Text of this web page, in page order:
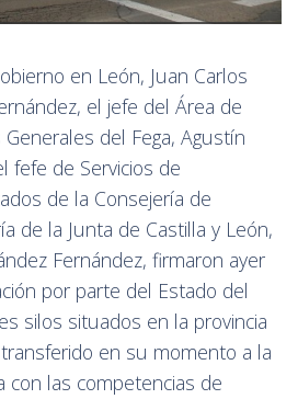
en León, Juan Carlos
el jefe del Área de
del Fega, Agustín
fefe de Servicios de
de la Consejería de
de la Junta de Castilla y León,
Fernández, firmaron ayer
por parte del Estado del
silos situados en la provincia
en su momento a la
con las competencias de